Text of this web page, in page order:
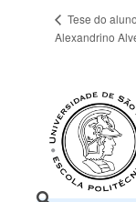
Tese do
Alexandrino